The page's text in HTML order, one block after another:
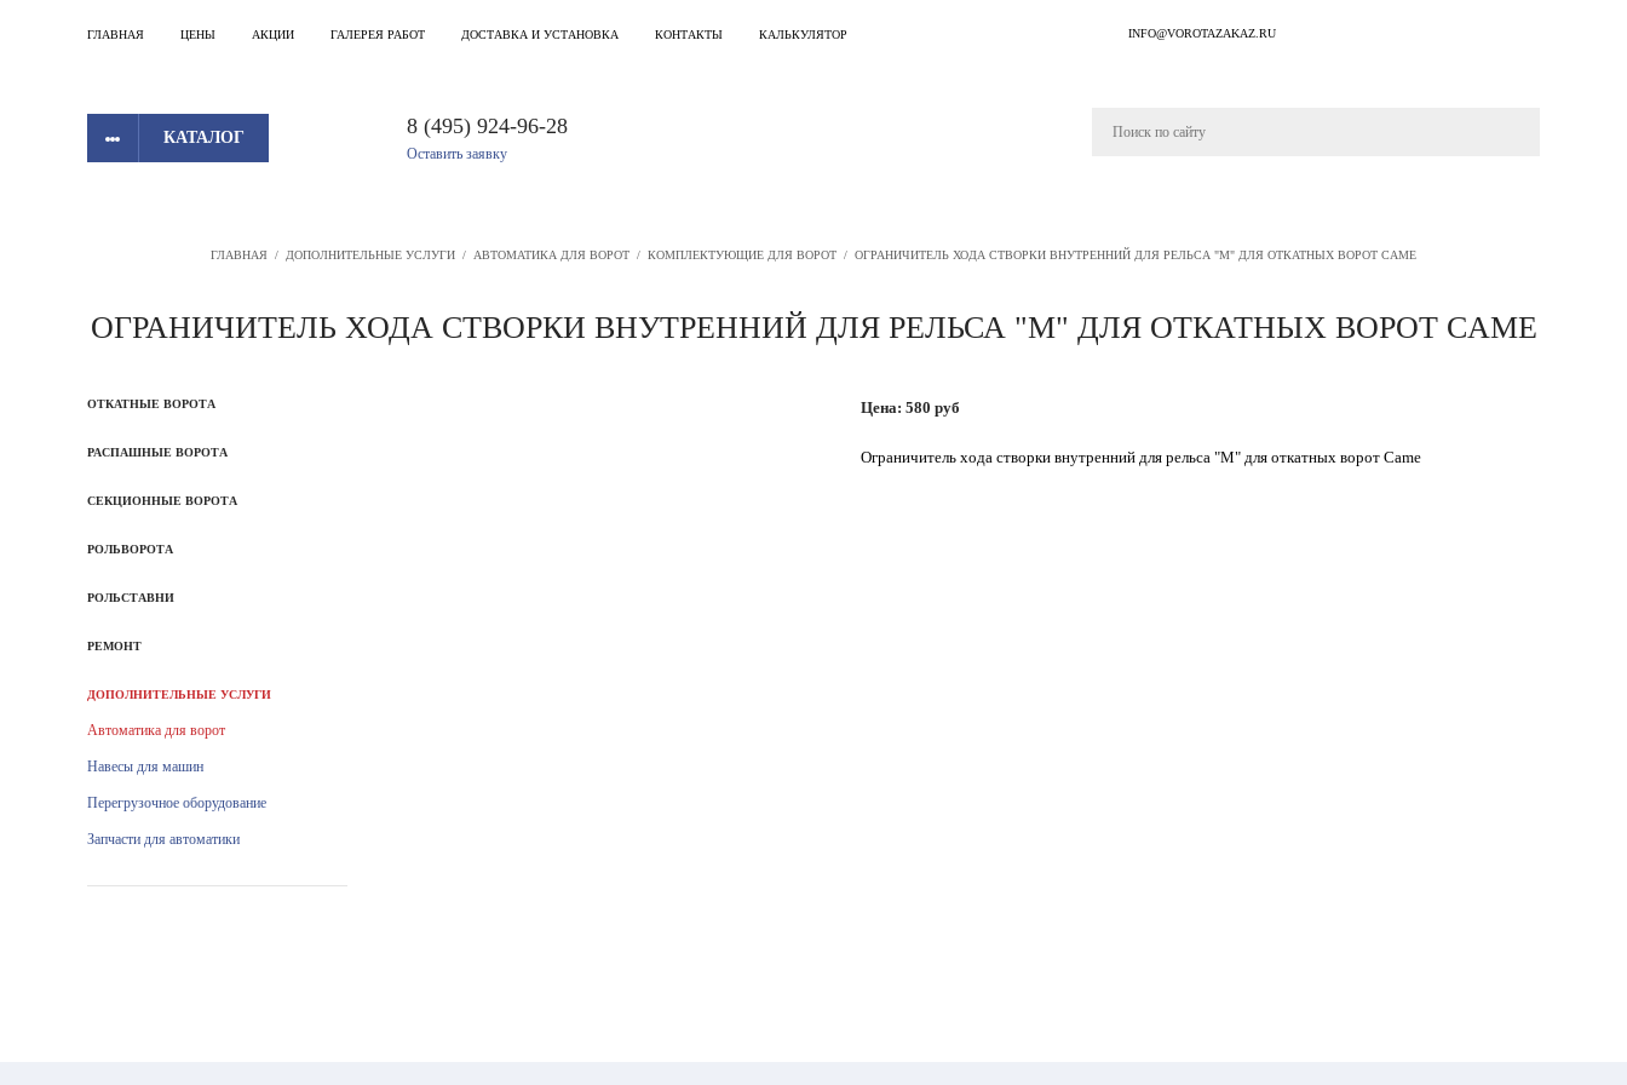
ГЛАВНАЯ ЦЕНЫ АКЦИИ ГАЛЕРЕЯ РАБОТ ДОСТАВКА И УСТАНОВКА КОНТАКТЫ КАЛЬКУЛЯТОР
КАТАЛОГ 8 (495) 924-96-28
Оставить заявку
INFO@VOROTAZAKAZ.RU
ГЛАВНАЯ / ДОПОЛНИТЕЛЬНЫЕ УСЛУГИ / АВТОМАТИКА ДЛЯ ВОРОТ / КОМПЛЕКТУЮЩИЕ ДЛЯ ВОРОТ / ОГРАНИЧИТЕЛЬ ХОДА СТВОРКИ ВНУТРЕННИЙ ДЛЯ РЕЛЬСА "M" ДЛЯ ОТКАТНЫХ ВОРОТ CAME
ОГРАНИЧИТЕЛЬ ХОДА СТВОРКИ ВНУТРЕННИЙ ДЛЯ РЕЛЬСА "M" ДЛЯ ОТКАТНЫХ ВОРОТ CAME
ОТКАТНЫЕ ВОРОТА
РАСПАШНЫЕ ВОРОТА
СЕКЦИОННЫЕ ВОРОТА
РОЛЬВОРОТА
РОЛЬСТАВНИ
РЕМОНТ
ДОПОЛНИТЕЛЬНЫЕ УСЛУГИ
Автоматика для ворот
Навесы для машин
Перегрузочное оборудование
Запчасти для автоматики
Цена: 580 руб
Ограничитель хода створки внутренний для рельса "M" для откатных ворот Came